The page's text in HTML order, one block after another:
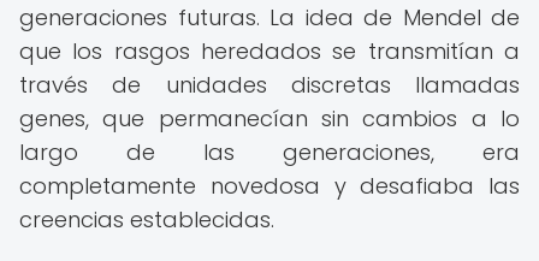
generaciones futuras. La idea de Mendel de
que los rasgos heredados se transmitían a
través de unidades discretas llamadas
genes, que permanecían sin cambios a lo
largo de las generaciones, era
completamente novedosa y desafiaba las
creencias establecidas.